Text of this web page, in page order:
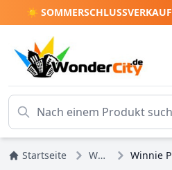
☀️ SOMMERSCHLUSSVERKAUF
Startseite Winnie Puuh